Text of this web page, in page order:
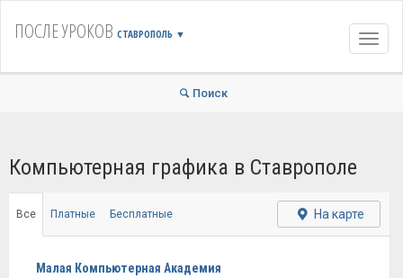
ПОСЛЕ УРОКОВ СТАВРОПОЛЬ ▼
Поиск
Компьютерная графика в Ставрополе
Все Платные Бесплатные На карте
Малая Компьютерная Академия